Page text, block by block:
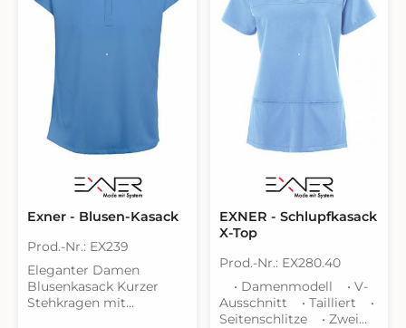
Exner - Blusen-Kasack
Prod.-Nr.: EX239
Eleganter Damen
Blusenkasack Kurzer
Stehkragen mit
EXNER - Schlupfkasack
X-Top
Prod.-Nr.: EX280.40
• Damenmodell • V-
Ausschnitt • Tailliert •
Seitenschlitze • Zwei